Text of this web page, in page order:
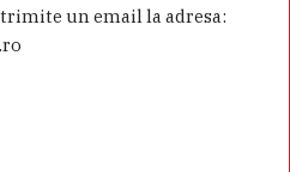
un email la adresa: